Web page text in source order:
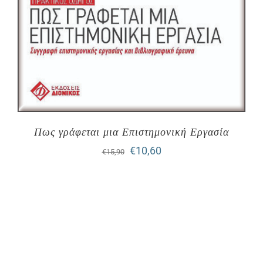
Πως γράφεται μια Επιστημονική Εργασία
€15,90
Original
€10,60Η